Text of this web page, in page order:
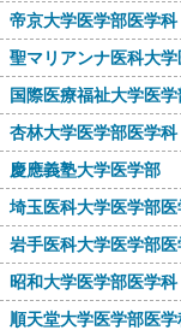
帝京大学医学部医学科
聖マリアンナ医科大
国際医療福祉大学医
杏林大学医学部医学科
慶應義塾大学医学部
埼玉医科大学医学部医
岩手医科大学医学部医
昭和大学医学部医学科
順天堂大学医学部医学